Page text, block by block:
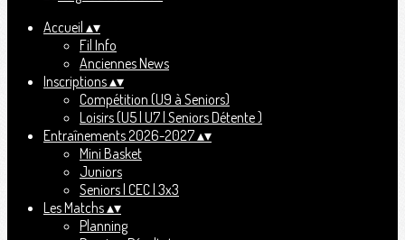
Accueil ▴▾
Fil Info
Anciennes News
Inscriptions▴▾
Compétition (U9 à Seniors)
Loisirs (U5 | U7 | Seniors Détente )
Entraînements 2026-2027▴▾
Mini Basket
Juniors
Seniors | CEC | 3x3
Les Matchs▴▾
Planning